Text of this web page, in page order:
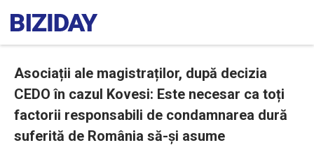
Asociații ale magistraților, după decizia
CEDO în cazul Kovesi: Este necesar ca toți
factorii responsabili de condamnarea dură
suferită de România să-și asume